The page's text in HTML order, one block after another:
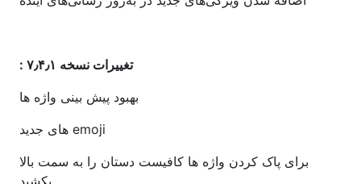
تغییرات نسخه ۷٫۴٫۱ :
بهبود پیش بینی واژه ها
emoji های جدید
برای پاک کردن واژه ها کافیست دستان را به سمت بالا